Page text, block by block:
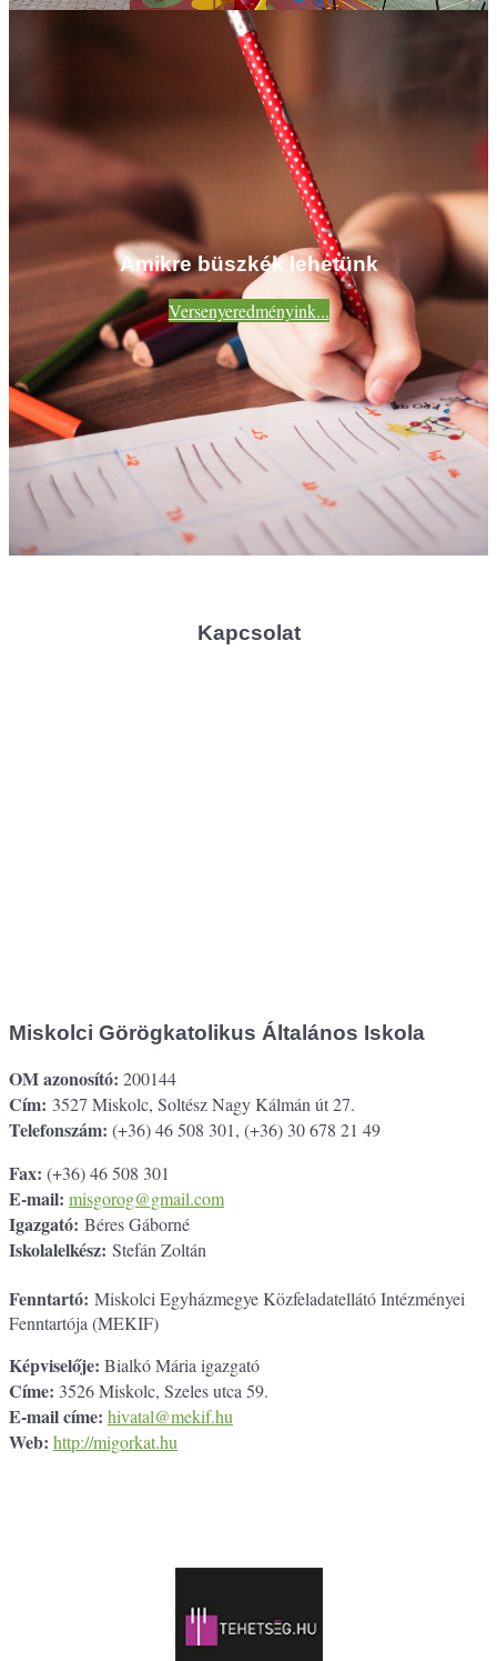
Amikre büszkék lehetünk
Versenyeredményink...
Kapcsolat
Miskolci Görögkatolikus Általános Iskola
OM azonosító: 200144
Cím: 3527 Miskolc, Soltész Nagy Kálmán út 27.
Telefonszám: (+36) 46 508 301, (+36) 30 678 21 49
Fax: (+36) 46 508 301
E-mail: misgorog@gmail.com
Igazgató: Béres Gáborné
Iskolalelkész: Stefán Zoltán
Fenntartó: Miskolci Egyházmegye Közfeladatellátó Intézményei
Fenntartója (MEKIF)
Képviselője: Bialkó Mária igazgató
Címe: 3526 Miskolc, Szeles utca 59.
E-mail címe: hivatal@mekif.hu
Web: http://migorkat.hu